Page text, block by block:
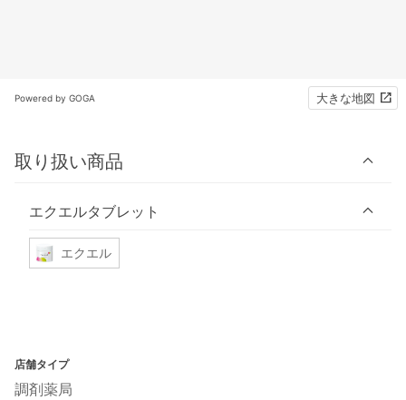
Powered by GOGA 大きな地図
取り扱い商品
エクエルタブレット
エクエル
店舗タイプ
調剤薬局